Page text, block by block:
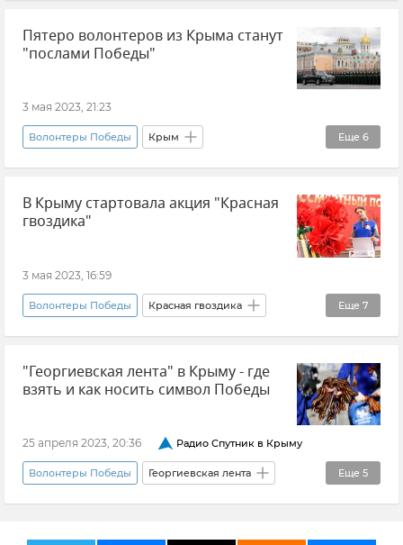
Ани Григорян Общество
Пятеро волонтеров из Крыма станут
"послами Победы"
3 мая 2023, 21:23
Еще 6
Волонтеры Победы Крым
Великая Отечественная война День Победы
Данил Данильченко Новости Крыма
В Крыму стартовала акция "Красная
гвоздика"
3 мая 2023, 16:59
Еще 7
Волонтеры Победы Красная гвоздика
Крым Новости Крыма Общество
Благотворительность Ветераны
"Георгиевская лента" в Крыму - где
взять и как носить символ Победы
25 апреля 2023, 20:36 Радио Спутник в Крыму
Еще 5
Волонтеры Победы Георгиевская лента
Крым Данил Данильченко
Новости Крыма Общество